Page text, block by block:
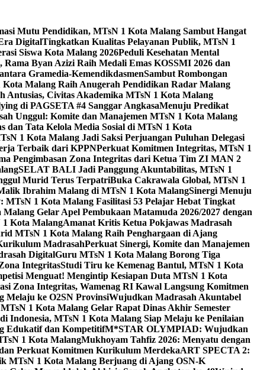
Mutu Pendidikan, MTsN 1 Kota Malang Sambut Hangat
DigitalTingkatkan Kualitas Pelayanan Publik, MTsN 1
Siswa Kota Malang 2026Peduli Kesehatan Mental
Rama Byan Azizi Raih Medali Emas KOSSMI 2026 dan
Gramedia-KemendikdasmenSambut Rombongan
Kota Malang Raih Anugerah Pendidikan Radar Malang
Antusias, Civitas Akademika MTsN 1 Kota Malang
di PAGSETA #4 Sanggar AngkasaMenuju Predikat
Unggul: Komite dan Manajemen MTsN 1 Kota Malang
Tata Kelola Media Sosial di MTsN 1 Kota
1 Kota Malang Jadi Saksi Perjuangan Puluhan Delegasi
Terbaik dari KPPNPerkuat Komitmen Integritas, MTsN 1
Pengimbasan Zona Integritas dari Ketua Tim ZI MAN 2
SELAT BALI Jadi Panggung Akuntabilitas, MTsN 1
Murid Terus TerpatriBuka Cakrawala Global, MTsN 1
Ibrahim Malang di MTsN 1 Kota MalangSinergi Menuju
MTsN 1 Kota Malang Fasilitasi 53 Pelajar Hebat Tingkat
Gelar Apel Pembukaan Matamuda 2026/2027 dengan
1 Kota MalangAmanat Kritis Ketua Pokjawas Madrasah
MTsN 1 Kota Malang Raih Penghargaan di Ajang
MadrasahPerkuat Sinergi, Komite dan Manajemen
DigitalGuru MTsN 1 Kota Malang Borong Tiga
IntegritasStudi Tiru ke Kemenag Bantul, MTsN 1 Kota
Menguat! Mengintip Kesiapan Duta MTsN 1 Kota
Zona Integritas, Wamenag RI Kawal Langsung Komitmen
Melaju ke O2SN ProvinsiWujudkan Madrasah Akuntabel
1 Kota Malang Gelar Rapat Dinas Akhir Semester
Indonesia, MTsN 1 Kota Malang Siap Melaju ke Penilaian
Edukatif dan KompetitifM*STAR OLYMPIAD: Wujudkan
1 Kota MalangMukhoyam Tahfiz 2026: Menyatu dengan
Perkuat Komitmen Kurikulum MerdekaART SPECTA 2:
MTsN 1 Kota Malang Berjuang di Ajang OSN-K